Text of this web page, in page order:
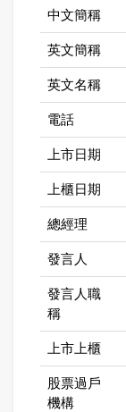
中文簡稱
英文簡稱
英文名稱
電話
上市日期
上櫃日期
總經理
發言人
發言人職
稱
上市上櫃
股票過戶
機構